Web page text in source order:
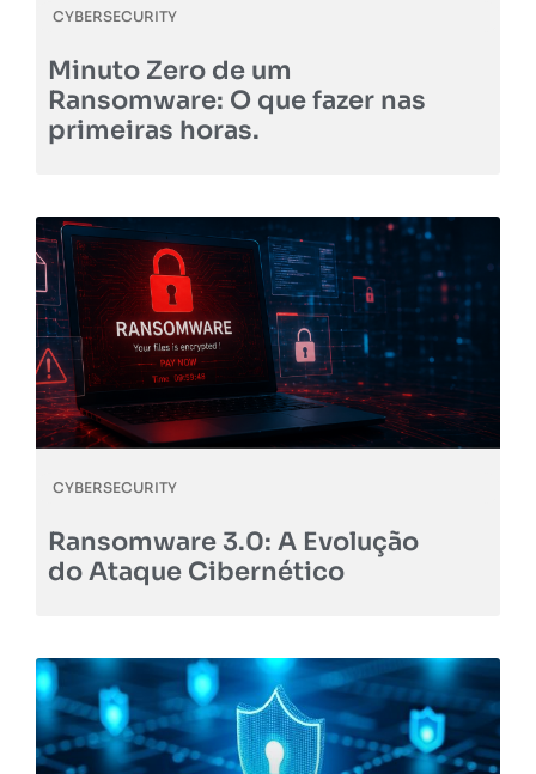
CYBERSECURITY
Minuto Zero de um
Ransomware: O que fazer nas
primeiras horas.
CYBERSECURITY
Ransomware 3.0: A Evolução
do Ataque Cibernético